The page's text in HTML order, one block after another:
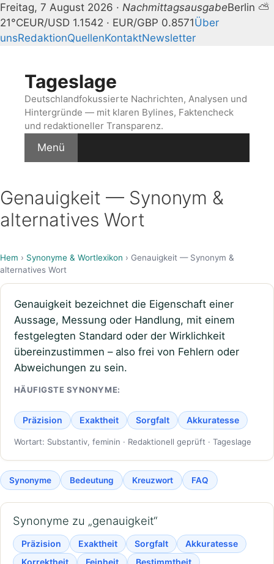
Freitag, 7 August 2026 · NachmittagsausgabeBerlin ⛅
21°CEUR/USD 1.1542 · EUR/GBP 0.8571Über
unsRedaktionQuellenKontaktNewsletter
springenTageslage
Deutschlandfokussierte Nachrichten, Analysen und
Hintergründe — mit klaren Bylines, Faktencheck
und redaktioneller Transparenz.
Menü
Genauigkeit — Synonym &
alternatives Wort
Hem › Synonyme & Wortlexikon › Genauigkeit — Synonym &
alternatives Wort
Genauigkeit bezeichnet die Eigenschaft einer
Aussage, Messung oder Handlung, mit einem
festgelegten Standard oder der Wirklichkeit
übereinzustimmen – also frei von Fehlern oder
Abweichungen zu sein.
HÄUFIGSTE SYNONYME:
Präzision Exaktheit Sorgfalt Akkuratesse
Wortart: Substantiv, feminin · Redaktionell geprüft · Tageslage
Synonyme Bedeutung Kreuzwort FAQ
Synonyme zu „genauigkeit“
Präzision Exaktheit Sorgfalt
Akkuratesse
Korrektheit
Feinheit
Bestimmtheit